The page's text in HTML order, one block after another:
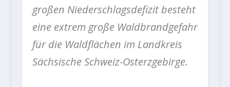
großen Niederschlagsdefizit besteht
eine extrem große Waldbrandgefahr
für die Waldflächen im Landkreis
Sächsische Schweiz-Osterzgebirge.